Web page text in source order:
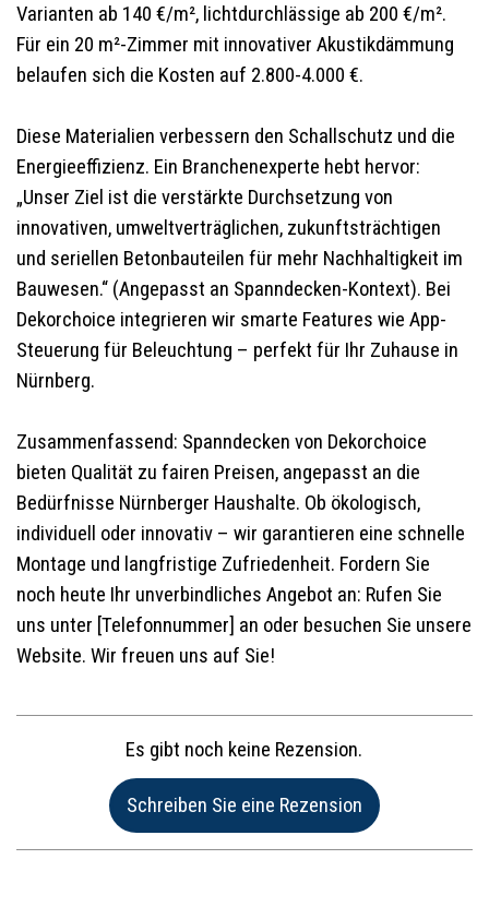
Varianten ab 140 €/m², lichtdurchlässige ab 200 €/m².
Für ein 20 m²-Zimmer mit innovativer Akustikdämmung
belaufen sich die Kosten auf 2.800-4.000 €.
Diese Materialien verbessern den Schallschutz und die
Energieeffizienz. Ein Branchenexperte hebt hervor:
„Unser Ziel ist die verstärkte Durchsetzung von
innovativen, umweltverträglichen, zukunftsträchtigen
und seriellen Betonbauteilen für mehr Nachhaltigkeit im
Bauwesen.“ (Angepasst an Spanndecken-Kontext). Bei
Dekorchoice integrieren wir smarte Features wie App-
Steuerung für Beleuchtung – perfekt für Ihr Zuhause in
Nürnberg.
Zusammenfassend: Spanndecken von Dekorchoice
bieten Qualität zu fairen Preisen, angepasst an die
Bedürfnisse Nürnberger Haushalte. Ob ökologisch,
individuell oder innovativ – wir garantieren eine schnelle
Montage und langfristige Zufriedenheit. Fordern Sie
noch heute Ihr unverbindliches Angebot an: Rufen Sie
uns unter [Telefonnummer] an oder besuchen Sie unsere
Website. Wir freuen uns auf Sie!
Es gibt noch keine Rezension.